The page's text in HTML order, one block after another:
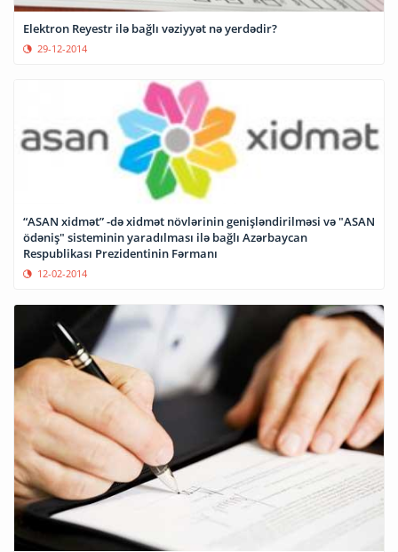
Elektron Reyestr ilə bağlı vəziyyət nə yerdədir?
29-12-2014
“ASAN xidmət” -də xidmət növlərinin genişləndirilməsi və "ASAN
ödəniş" sisteminin yaradılması ilə bağlı Azərbaycan
Respublikası Prezidentinin Fərmanı
12-02-2014